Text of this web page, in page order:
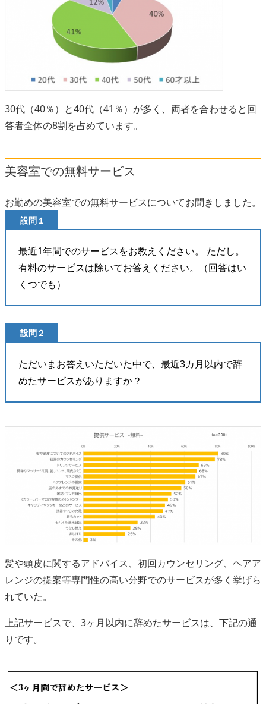
30代（40％）と40代（41％）が多く、両者を合わせると回
答者全体の8割を占めています。
美容室での無料サービス
お勤めの美容室での無料サービスについてお聞きしました。
設問１
最近1年間でのサービスをお教えください。 ただし。
有料のサービスは除いてお答えください。（回答はい
くつでも）
設問２
ただいまお答えいただいた中で、最近3カ月以内で辞
めたサービスがありますか？
髪や頭皮に関するアドバイス、初回カウンセリング、ヘアア
レンジの提案等専門性の高い分野でのサービスが多く挙げら
れていた。
上記サービスで、3ヶ月以内に辞めたサービスは、下記の通
りです。